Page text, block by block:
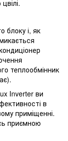
блоку і, як
теплообмінник
Inverter ви
в
приміщенні.
приємною